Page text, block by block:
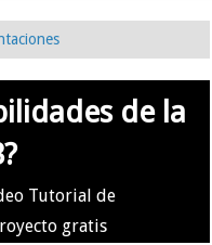
de la
Tutorial de
gratis